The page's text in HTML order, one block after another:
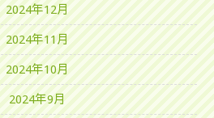
2024年12月
2024年11月
2024年10月
2024年9月